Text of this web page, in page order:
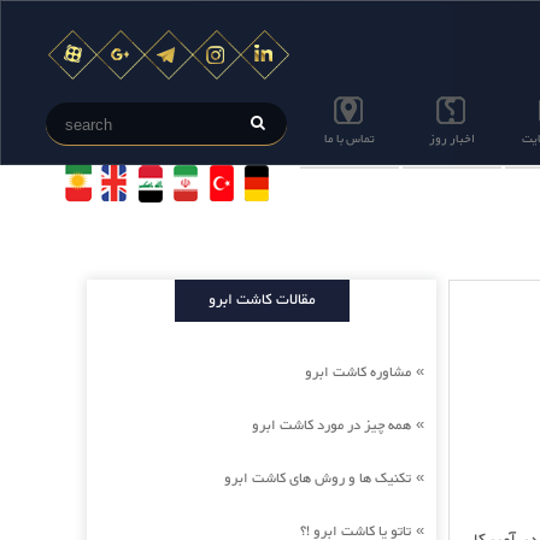
اخبار روز تماس با ما
مقالات کاشت ابرو
» مشاوره کاشت ابرو
» همه چیز در مورد کاشت ابرو
» تکنیک ها و روش های کاشت ابرو
» تاتو یا کاشت ابرو !؟